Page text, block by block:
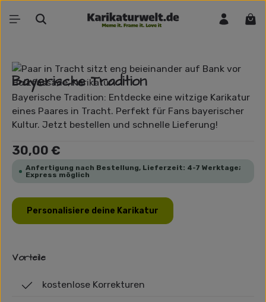
Zum Hauptinhalt springen
Bildergalerie überspringen
Bayerische Tradition
Bayerische Tradition: Entdecke eine witzige Karikatur
eines Paares in Tracht. Perfekt für Fans bayerischer
Kultur. Jetzt bestellen und schnelle Lieferung!
Regulärer Preis:
30,00 €
Anfertigung nach Bestellung, Lieferzeit: 4-7 Werktage;
Express möglich
Personalisiere deine Karikatur
Vorteile
kostenlose Korrekturen